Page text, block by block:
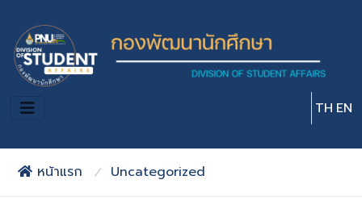
TH EN
หน้าแรก Uncategorized